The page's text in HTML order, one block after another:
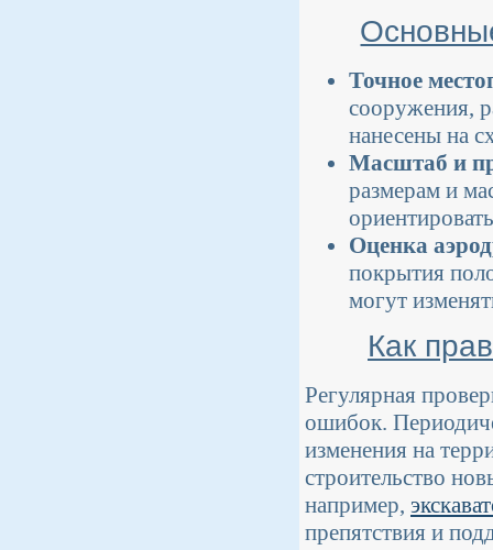
Точное
сооружения,
нанесены на
Масштаб и
размерам и
Оценка
покрытия
могут
Как
Регулярная
ошибок.
изменения на
строительство
например,
препятствия и